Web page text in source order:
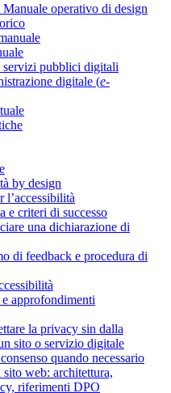
operativo di design
servizi pubblici digitali
digitale (e-
by design
l’accessibilità
e criteri di successo
una dichiarazione di
di feedback e procedura di
approfondimenti
la privacy sin dalla
sito o servizio digitale
quando necessario
web: architettura,
riferimenti DPO